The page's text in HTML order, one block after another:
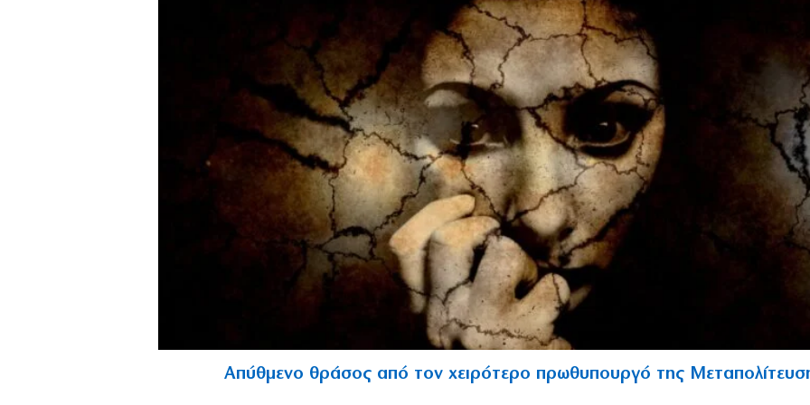
Απύθμενο θράσος από τον χειρότερο πρωθυπουργό της